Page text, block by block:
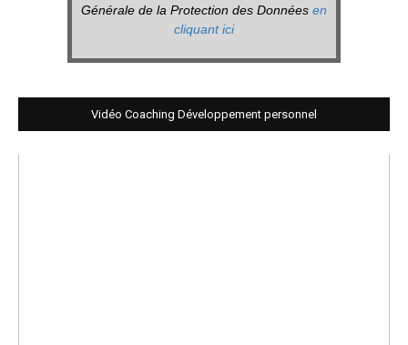
Générale de la Protection des Données en
cliquant ici
Vidéo Coaching Développement personnel